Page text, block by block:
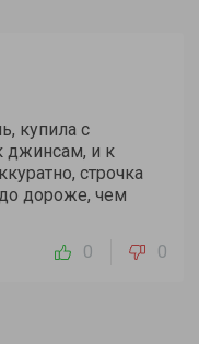
купила с
джинсам, и к
строчка
дороже, чем
0
0